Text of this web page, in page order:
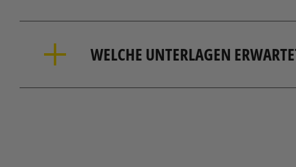
Hier kannst du deine persönlichen Daten
auch telefonisch kontaktieren.